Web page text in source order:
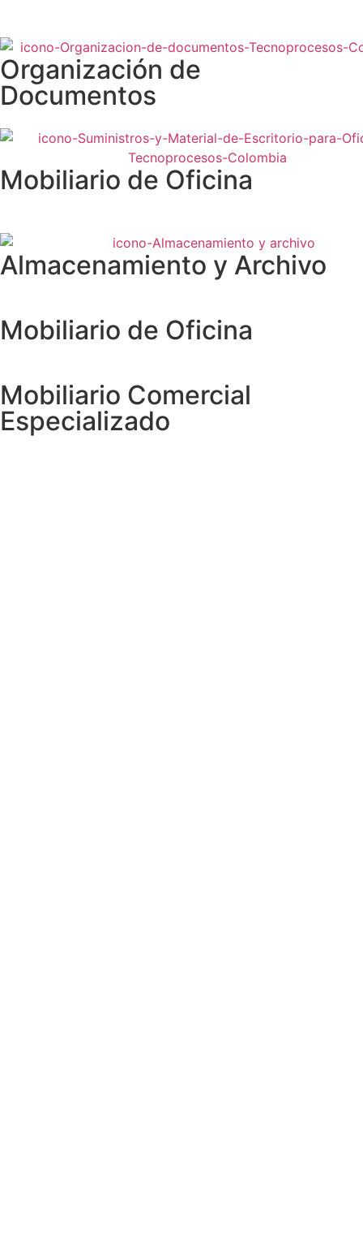
Organización de
Documentos
Mobiliario de Oficina
Almacenamiento y Archivo
Mobiliario de Oficina
Mobiliario Comercial
Especializado